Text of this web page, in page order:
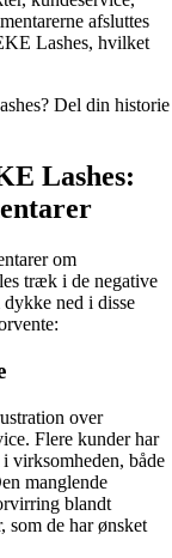
afsluttes
Lashes, hvilket
Del din historie
Lashes:
om
træk i de negative
ned i disse
over
Flere kunder har
virksomheden, både
manglende
blandt
som de har ønsket